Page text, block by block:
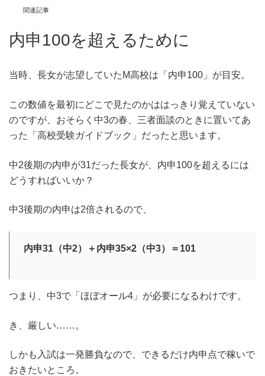
関連記事
内申100を超えるために
当時、長女が志望していたM高校は「内申100」が目安。
この数値を最初にどこで見たのかははっきり覚えていない
のですが、おそらく中3の春、三者面談のときに置いてあ
った「高校受験ガイドブック」だったと思います。
中2後期の内申が31だった長女が、内申100を超えるには
どうすればいいか？
中3後期の内申は2倍されるので、
内申31（中2）＋内申35×2（中3）＝101
つまり、中3で「ほぼオール4」が必要になるわけです。
き、厳しい……。
しかも入試は一発勝負なので、できるだけ内申点で稼いで
おきたいところ。